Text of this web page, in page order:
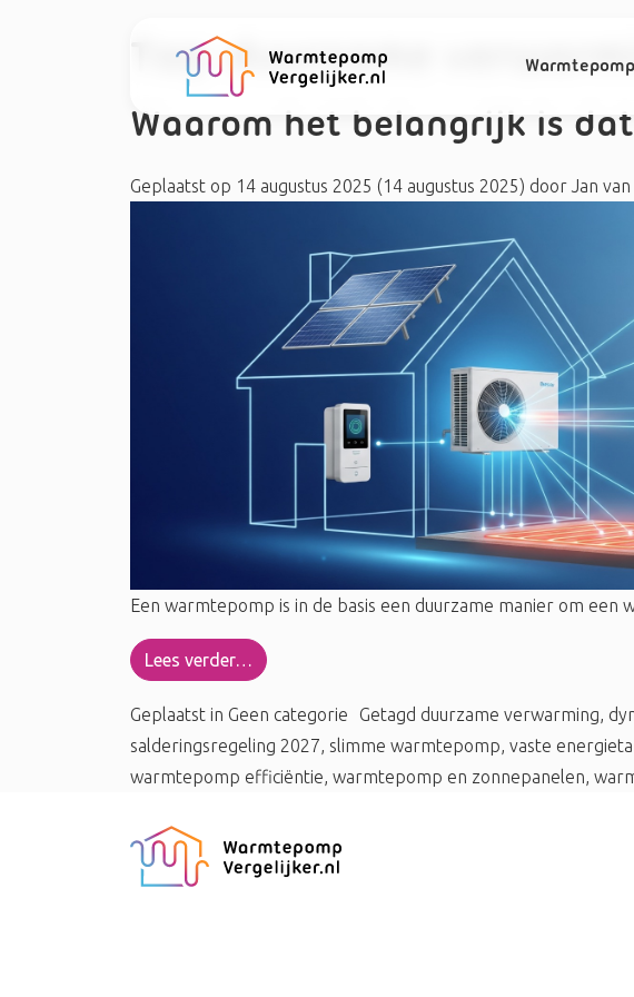
Warmtepomp
Tag:duurzame
Waarom het belangrijk is
Geplaatst op 14 augustus 2025 (14 augustus 2025) door Jan
Een warmtepomp is in de basis een duurzame manier om
Lees verder…
Geplaatst in Geen categorie Getagd duurzame verwarming,
salderingsregeling 2027, slimme warmtepomp, vaste
warmtepomp efficiëntie, warmtepomp en zonnepanelen,